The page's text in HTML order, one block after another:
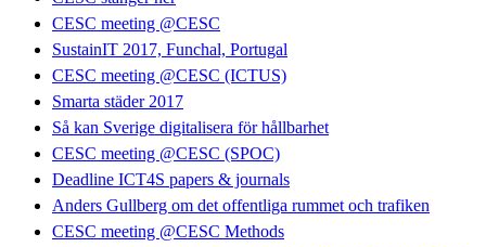
CESC meeting @CESC
SustainIT 2017, Funchal, Portugal
CESC meeting @CESC (ICTUS)
Smarta städer 2017
Så kan Sverige digitalisera för hållbarhet
CESC meeting @CESC (SPOC)
Deadline ICT4S papers & journals
Anders Gullberg om det offentliga rummet och trafiken
CESC meeting @CESC Methods